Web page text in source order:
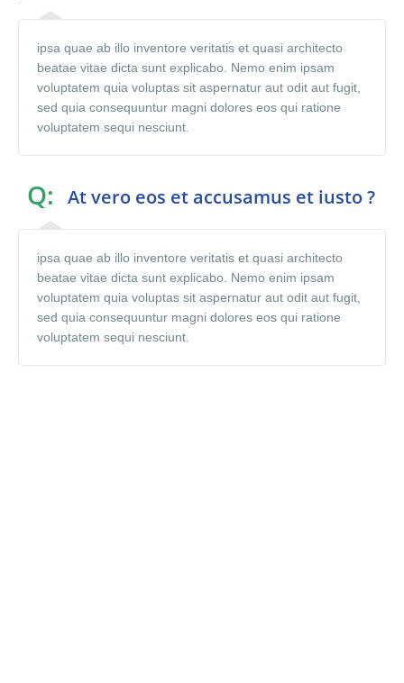
ipsa quae ab illo inventore veritatis et quasi architecto
beatae vitae dicta sunt explicabo. Nemo enim ipsam
voluptatem quia voluptas sit aspernatur aut odit aut fugit,
sed quia consequuntur magni dolores eos qui ratione
voluptatem sequi nesciunt.
Q: At vero eos et accusamus et iusto ?
ipsa quae ab illo inventore veritatis et quasi architecto
beatae vitae dicta sunt explicabo. Nemo enim ipsam
voluptatem quia voluptas sit aspernatur aut odit aut fugit,
sed quia consequuntur magni dolores eos qui ratione
voluptatem sequi nesciunt.